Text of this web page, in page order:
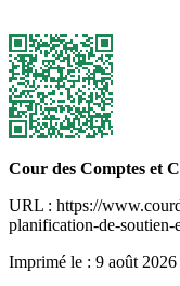
Cour des Comptes et
URL : https://
planification-de-soutien-
Imprimé le : 9 août 2026